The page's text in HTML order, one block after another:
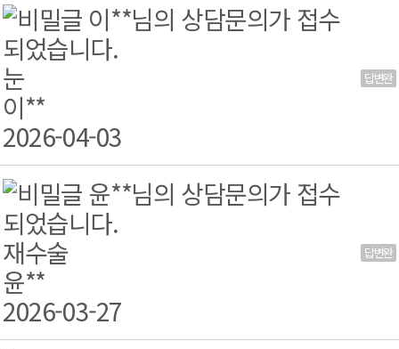
이**님의 상담문의가 접수
되었습니다.
눈
이**
2026-04-03
답변완
윤**님의 상담문의가 접수
되었습니다.
재수술
윤**
2026-03-27
답변완